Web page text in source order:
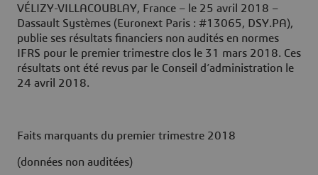
VÉLIZY-VILLACOUBLAY, France – le 25 avril 2018 –
Dassault Systèmes (Euronext Paris : #13065, DSY.PA),
publie ses résultats financiers non audités en normes
IFRS pour le premier trimestre clos le 31 mars 2018. Ces
résultats ont été revus par le Conseil d’administration le
24 avril 2018.
Faits marquants du premier trimestre 2018
(données non auditées)